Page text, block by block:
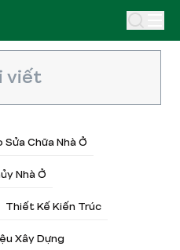
Sửa Chữa Nhà Ở
Nhà Ở
Thiết Kế Kiến Trúc
Xây Dựng